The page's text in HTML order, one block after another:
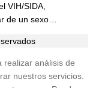
VIH/SIDA,
de un sexo…
realizar análisis de
nuestros servicios.